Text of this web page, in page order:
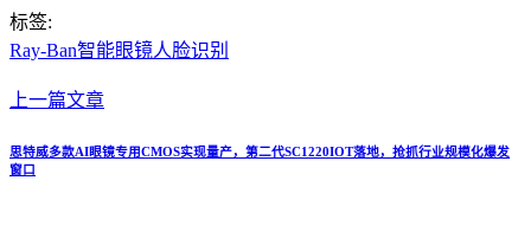
标签:
Ray-Ban智能眼镜人脸识别
上一篇文章
思特威多款AI眼镜专用CMOS实现量产，第二代SC1220IOT落地，抢抓行业规模化爆发
窗口